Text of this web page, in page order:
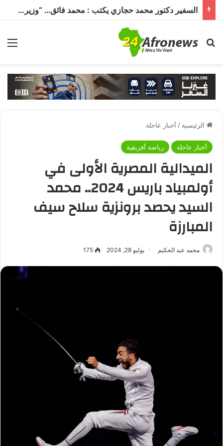
السفير دكتور محمد حجازي يكتب : محمد فائق… “وزير إفريقيا” الذي حمل رسالة القاهرة إلى القارة السمراء
بحث عن
الرئيسية / أخبار عاجلة
أخبار عاجلة رياضة أفريقية
الميدالية المصرية الأولى في
أولمبياد باريس 2024.. محمد
السيد يحصد برونزية سلاح سيف
المبارزة
محمد عبد الحكيم يوليو 28, 2024 175